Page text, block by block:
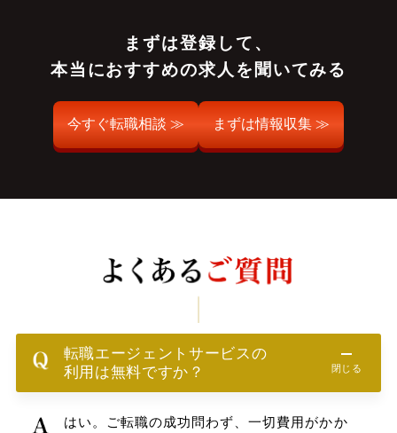
まずは登録して、
本当におすすめの求人を聞いてみる
今すぐ転職相談 ≫ まずは情報収集 ≫
転職エージェントサービスの
利用は無料ですか？
閉じる
はい。ご転職の成功問わず、一切費用がかか